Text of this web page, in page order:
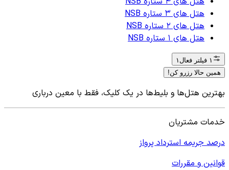
هتل های ۳ ستاره NSB
هتل های ۲ ستاره NSB
هتل های ۱ ستاره NSB
۱ فیلتر فعال
۱
همین حالا رزرو کن!
بهترین هتل‌ها و بلیط‌ها در یک کلیک، فقط با معین درباری
خدمات مشتریان
درصد جریمه استرداد پرواز
قوانین و مقررات